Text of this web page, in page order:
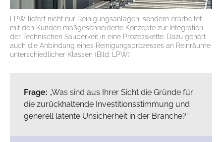
LPW liefert nicht nur Reinigungsanlagen, sondern erarbeitet
mit den Kunden maßgeschneiderte Konzepte zur Integration
der Technischen Sauberkeit in eine Prozesskette. Dazu gehört
auch die Anbindung eines Reinigungsprozesses an Reinräume
unterschiedlicher Klassen (Bild: LPW)
Frage: „Was sind aus Ihrer Sicht die Gründe für
die zurückhaltende Investitionsstimmung und
generell latente Unsicherheit in der Branche?“